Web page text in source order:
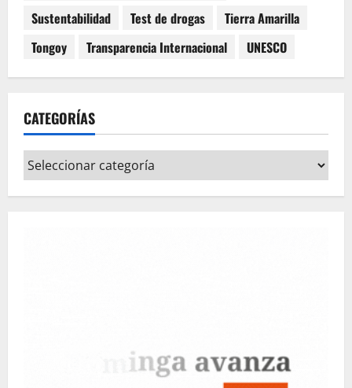
Sustentabilidad
Test de drogas
Tierra Amarilla
Tongoy
Transparencia Internacional UNESCO
CATEGORÍAS
Categorías